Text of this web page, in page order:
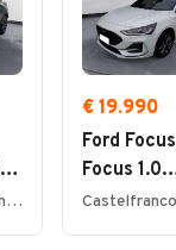
Castelfranco Veneto (TV)
€ 19.990
Ford Focus
Focus 1.0
EcoBoost